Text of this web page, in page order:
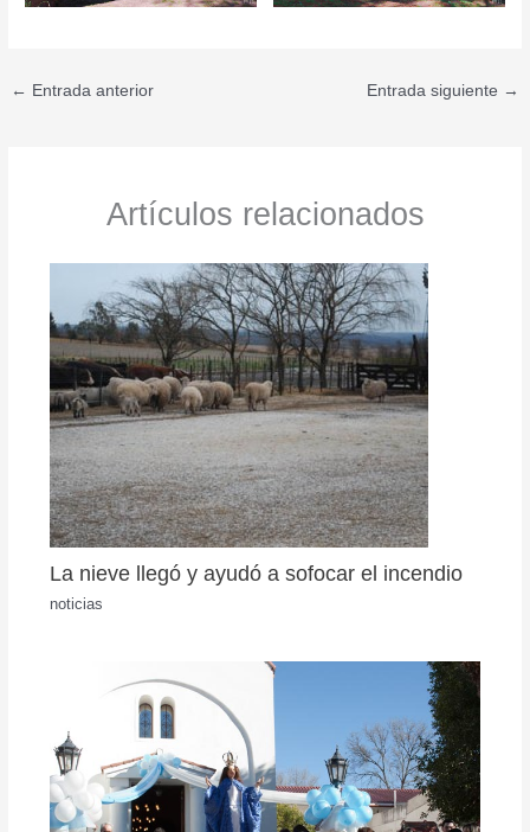
← Entrada anterior Entrada siguiente →
Artículos relacionados
La nieve llegó y ayudó a sofocar el incendio
noticias